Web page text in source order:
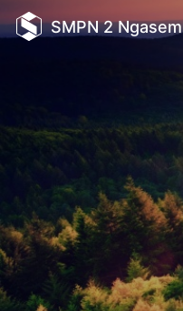
SMPN 2 Ngasem